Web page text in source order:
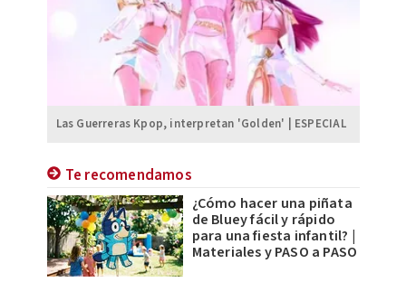
Las Guerreras Kpop, interpretan 'Golden' | ESPECIAL
Te recomendamos
¿Cómo hacer una piñata
de Bluey fácil y rápido
para una fiesta infantil? |
Materiales y PASO a PASO